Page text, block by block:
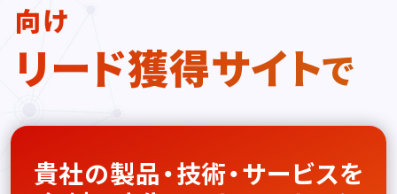
向け
リード獲得サイトで
貴社の製品・技術・サービスを